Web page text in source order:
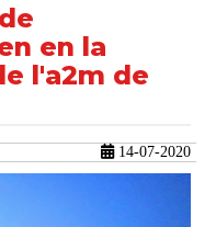
en la
l'a2m de
14-07-2020